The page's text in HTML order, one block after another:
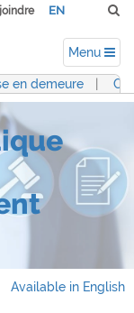
EN
Menu
en demeure
Available in English